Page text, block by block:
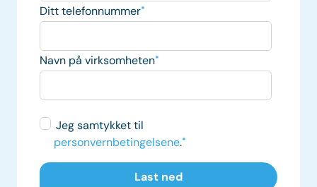
Ditt telefonnummer*
Navn på virksomheten*
Jeg samtykket til
personvernbetingelsene.*